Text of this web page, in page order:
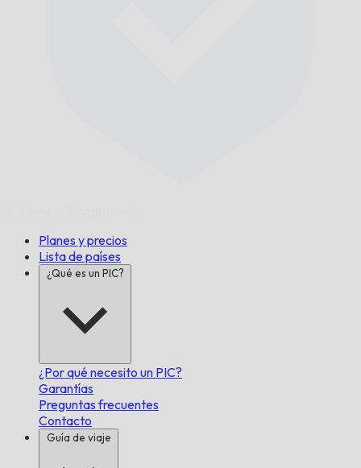
Planes y precios
Lista de países
¿Qué es un PIC?
¿Por qué necesito un PIC?
Garantías
Preguntas frecuentes
Contacto
Guía de viaje